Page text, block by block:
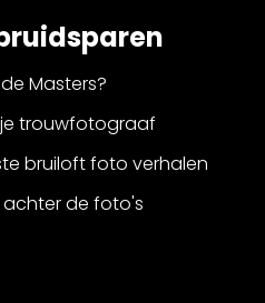
Masters?
trouwfotograaf
bruiloft foto verhalen
achter de foto's